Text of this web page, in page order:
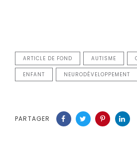
ARTICLE DE FOND AUTISME
ENFANT NEURODÉVELOPPEMENT
PARTAGER